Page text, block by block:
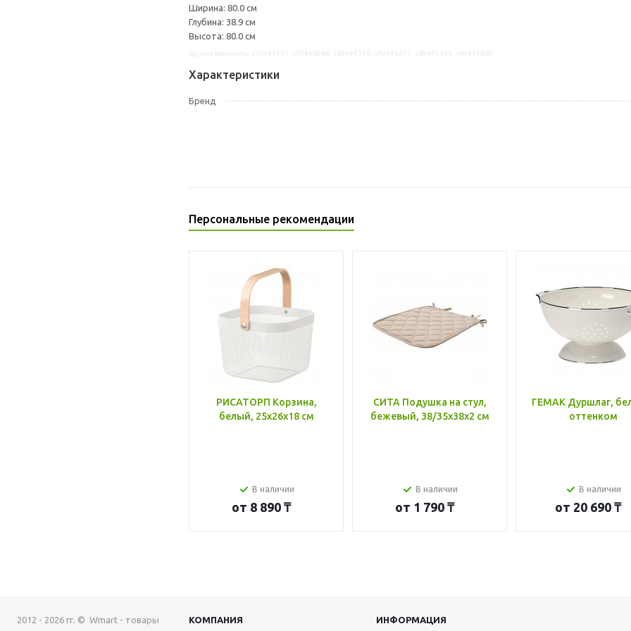
Ширина: 80.0 см
Глубина: 38.9 см
Высота: 80.0 см
Характеристики
Бренд
Персональные рекомендации
РИСАТОРП Корзина,
белый, 25x26x18 см
В наличии
от 8 890 ₸
СИТА Подушка на стул,
бежевый, 38/35x38x2 см
В наличии
от 1 790 ₸
ГЕМАК Дуршлаг,
оттенком
В наличии
от 20 690 ₸
2012 - 2026 гг. © Wmart - товары
КОМПАНИЯ ИНФОРМАЦИЯ